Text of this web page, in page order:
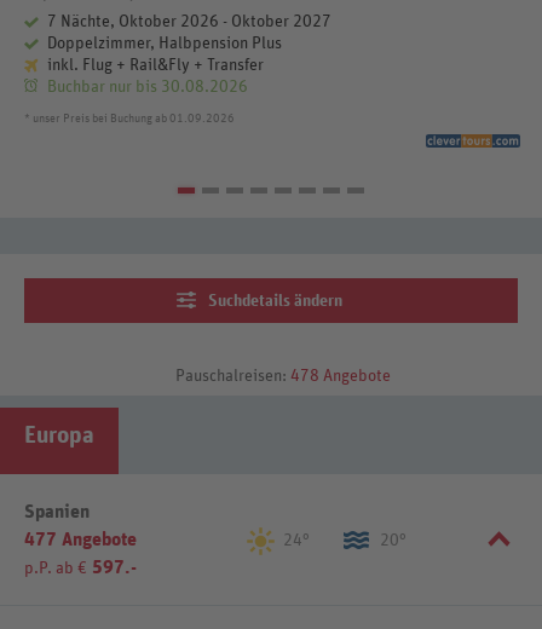
7 Nächte, Oktober 2026 - Oktober 2027
Doppelzimmer, Halbpension Plus
inkl. Flug + Rail&Fly + Transfer
Buchbar nur bis 30.08.2026
* unser Preis bei Buchung ab 01.09.2026
Pauschalreisen: 478 Angebote
Suchdetails ändern
Europa
Spanien
477 Angebote
p.P. ab € 597.-
24° 20°